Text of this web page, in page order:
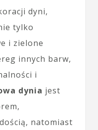
dyni,
tylko
i zielone
innych barw,
i
dynia jest
natomiast